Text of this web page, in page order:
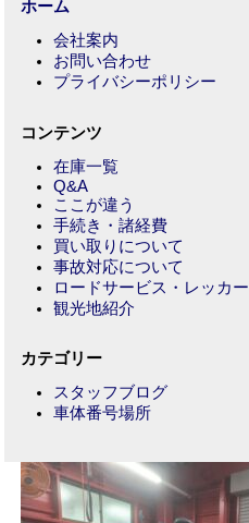
ホーム
会社案内
お問い合わせ
プライバシーポリシー
コンテンツ
在庫一覧
Q&A
ここが違う
手続き・諸経費
買い取りについて
事故対応について
ロードサービス・レッカー
観光地紹介
カテゴリー
スタッフブログ
車体番号場所